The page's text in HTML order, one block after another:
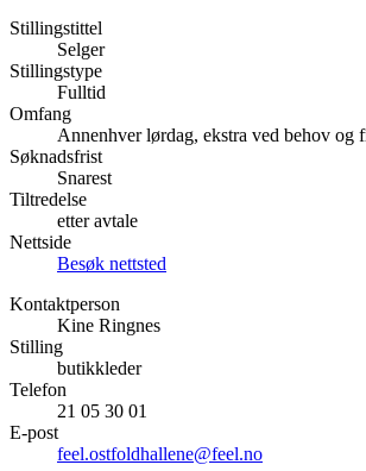
Tilbud
Inspirasjon
Søk
Åpningstider
Praktisk informasjon
Ledige stillinger
Magasin
Gavekort
Stillingstittel
Selger
Stillingstype
Fulltid
Omfang
Annenhver lørdag, ekstra ved behov og
Søknadsfrist
Snarest
Tiltredelse
etter avtale
Nettside
Besøk nettsted
Kontaktperson
Kine Ringnes
Stilling
butikkleder
Telefon
21 05 30 01
E-post
feel.ostfoldhallene@feel.no